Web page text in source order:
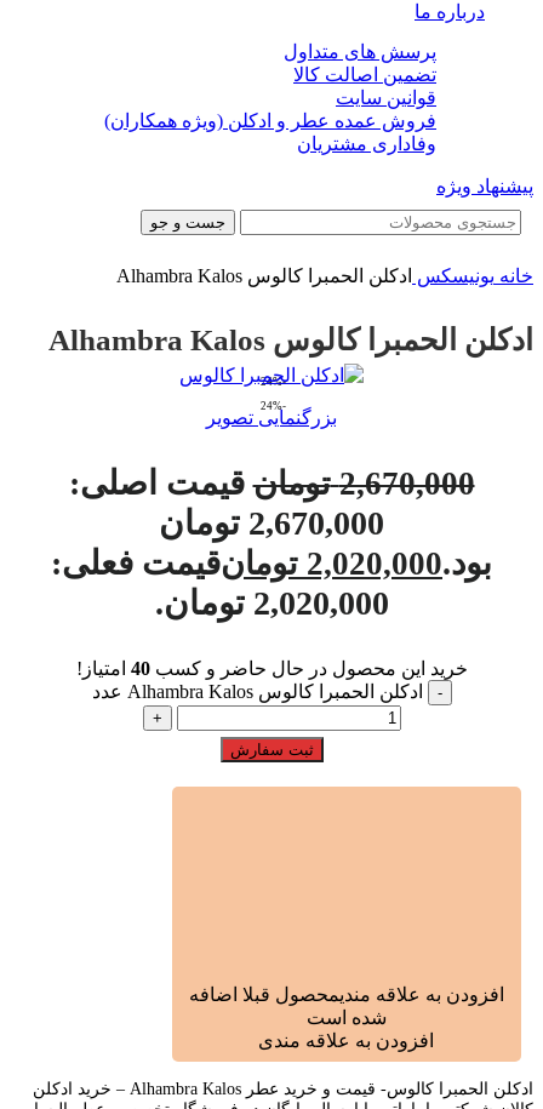
درباره ما
پرسش های متداول
تضمین اصالت کالا
قوانین سایت
فروش عمده عطر و ادکلن (ویژه همکاران)
وفاداری مشتریان
پیشنهاد ویژه
جست و جو
خانه یونیسکس ادکلن الحمبرا کالوس Alhambra Kalos
ادکلن الحمبرا کالوس Alhambra Kalos
-24%
-24%
بزرگنمایی تصویر
2,670,000 تومان قیمت اصلی:
2,670,000 تومان
بود.2,020,000 تومانقیمت فعلی:
2,020,000 تومان.
خرید این محصول در حال حاضر و کسب40 امتیاز!
ادکلن الحمبرا کالوس Alhambra Kalos عدد
ثبت سفارش
افزودن به علاقه مندیمحصول قبلا اضافه
شده است
افزودن به علاقه مندی
ادکلن الحمبرا کالوس- قیمت و خرید عطر Alhambra Kalos – خرید ادکلن